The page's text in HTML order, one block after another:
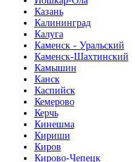
Казань
Калининград
Калуга
Каменск - Уральский
Каменск-Шахтинский
Камышин
Канск
Каспийск
Кемерово
Керчь
Кинешма
Кириши
Киров
Кирово-Чепецк